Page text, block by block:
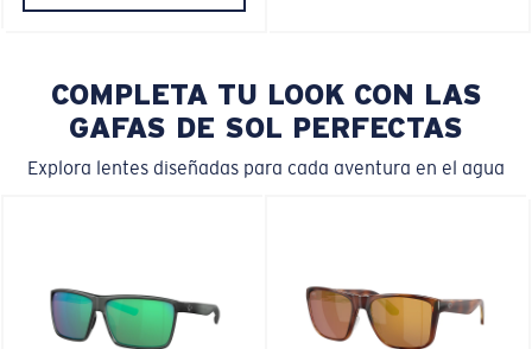
COMPLETA TU LOOK CON LAS
GAFAS DE SOL PERFECTAS
Explora lentes diseñadas para cada aventura en el agua